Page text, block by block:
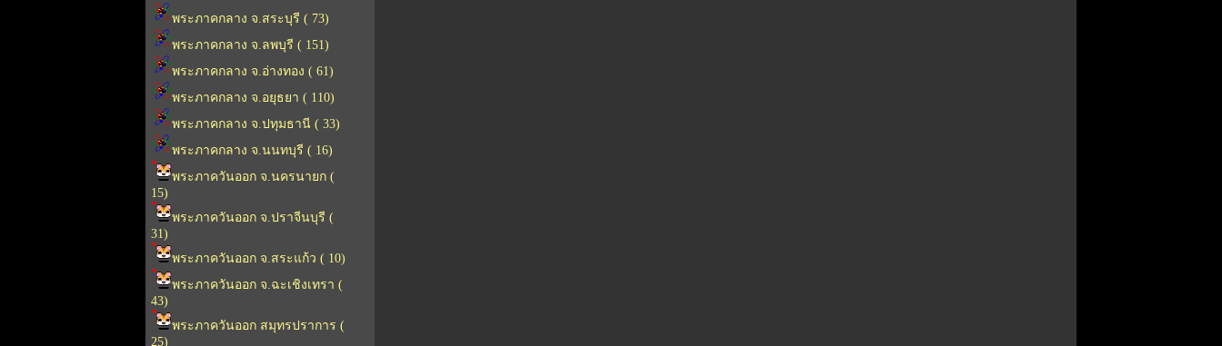
พระภาคกลาง จ.สระบุรี ( 73)
พระภาคกลาง จ.ลพบุรี ( 151)
พระภาคกลาง จ.อ่างทอง ( 61)
พระภาคกลาง จ.อยุธยา ( 110)
พระภาคกลาง จ.ปทุมธานี ( 33)
พระภาคกลาง จ.นนทบุรี ( 16)
พระภาควันออก จ.นครนายก (
15)
พระภาควันออก จ.ปราจีนบุรี (
31)
พระภาควันออก จ.สระแก้ว ( 10)
พระภาควันออก จ.ฉะเชิงเทรา (
43)
พระภาควันออก สมุทรปราการ (
25)